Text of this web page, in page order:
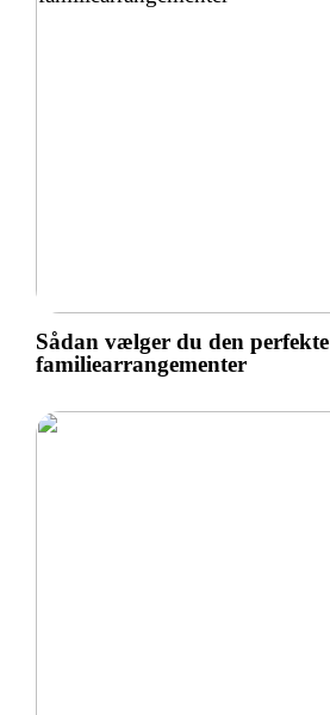
Sådan vælger du den
familiearrangementer